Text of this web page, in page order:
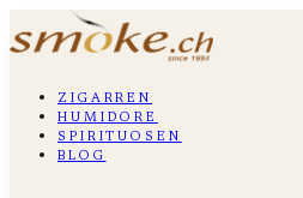
zigarren
humidore
spirituosen
blog